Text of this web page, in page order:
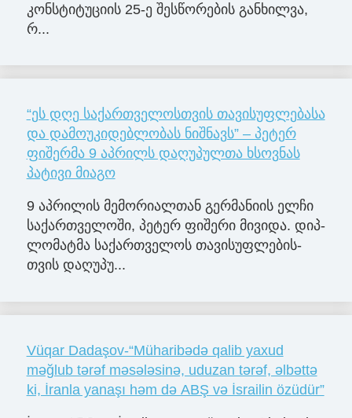
კონსტიტუციის 25-ე შესწორების განხილვა,
რ...
“ეს დღე საქართველოსთვის თავისუფლებასა
და დამოუკიდებლობას ნიშნავს” – პეტერ
ფიშერმა 9 აპრილს დაღუპულთა ხსოვნას
პატივი მიაგო
9 აპ­რი­ლის მე­მო­რი­ალ­თან გერ­მა­ნი­ის ელჩი
სა­ქარ­თვე­ლო­ში, პე­ტერ ფი­შე­რი მი­ვი­და. დიპ­
ლო­მატ­მა სა­ქარ­თვე­ლოს თა­ვი­სუფ­ლე­ბის­
თვის და­ღუ­პუ...
Vüqar Dadaşov-“Müharibədə qalib yaxud
məğlub tərəf məsələsinə, uduzan tərəf, əlbəttə
ki, İranla yanaşı həm də ABŞ və İsrailin özüdür”